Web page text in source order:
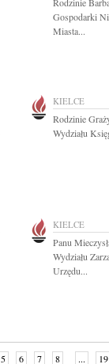
Gospodarki
Miasta...
KIELCE
Rodzinie
Wydziału
KIELCE
Panu
Wydziału
Urzędu...
5 6 7 8 ... 19